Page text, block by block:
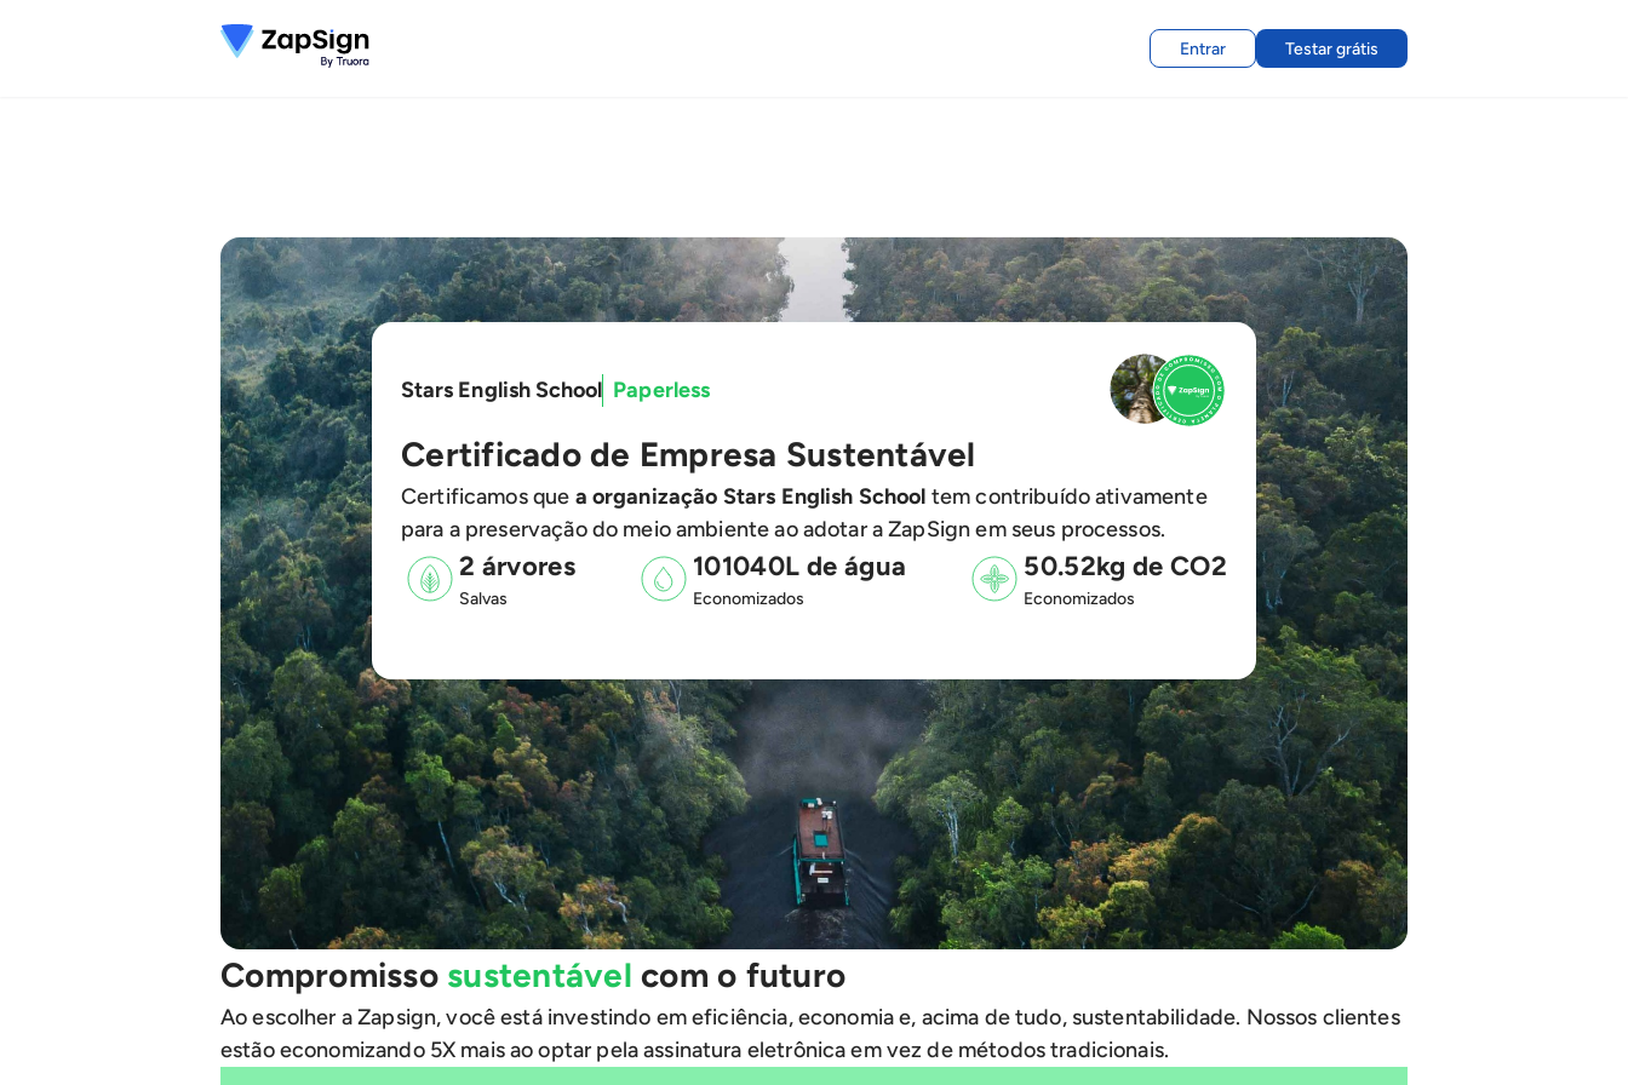
Entrar Testar grátis
Stars English School Paperless
Certificado de Empresa Sustentável
Certificamos que a organização Stars English School tem contribuído ativamente
para a preservação do meio ambiente ao adotar a ZapSign em seus processos.
2 árvores
Salvas
101040L de água
Economizados
50.52kg de CO2
Economizados
Compromisso sustentável com o futuro
Ao escolher a Zapsign, você está investindo em eficiência, economia e, acima de tudo, sustentabilidade. Nossos clientes
estão economizando 5X mais ao optar pela assinatura eletrônica em vez de métodos tradicionais.